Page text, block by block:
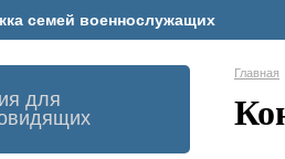
семей военнослужащих
для
Главная